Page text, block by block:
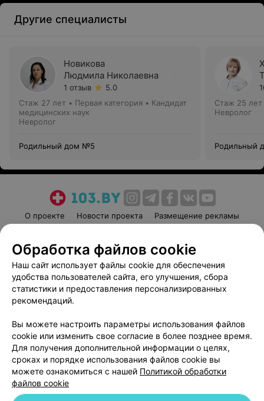
Другие специалисты
Новикова
Людмила Николаевна
1 отзыв
5.0
Стаж 27 лет • Первая категория • Кандидат
медицинских наук
Невролог
Родильный дом №5
Стаж 25 лет
Невролог
Родильный
О проекте Новости проекта
Размещение рекламы
Пользовательское соглашение
Способы оплаты
Вакансии
Партнеры
Написать руководителю 103.by
Обработка персональных данных
Обработка файлов cookie
Наш сайт использует файлы cookie для обеспечения
удобства пользователей сайта, его улучшения, сбора
статистики и предоставления персонализированных
рекомендаций.
Вы можете настроить параметры использования файлов
cookie или изменить свое согласие в более позднее время.
Для получения дополнительной информации о целях,
сроках и порядке использования файлов cookie вы
можете ознакомиться с нашей Политикой обработки
файлов cookie